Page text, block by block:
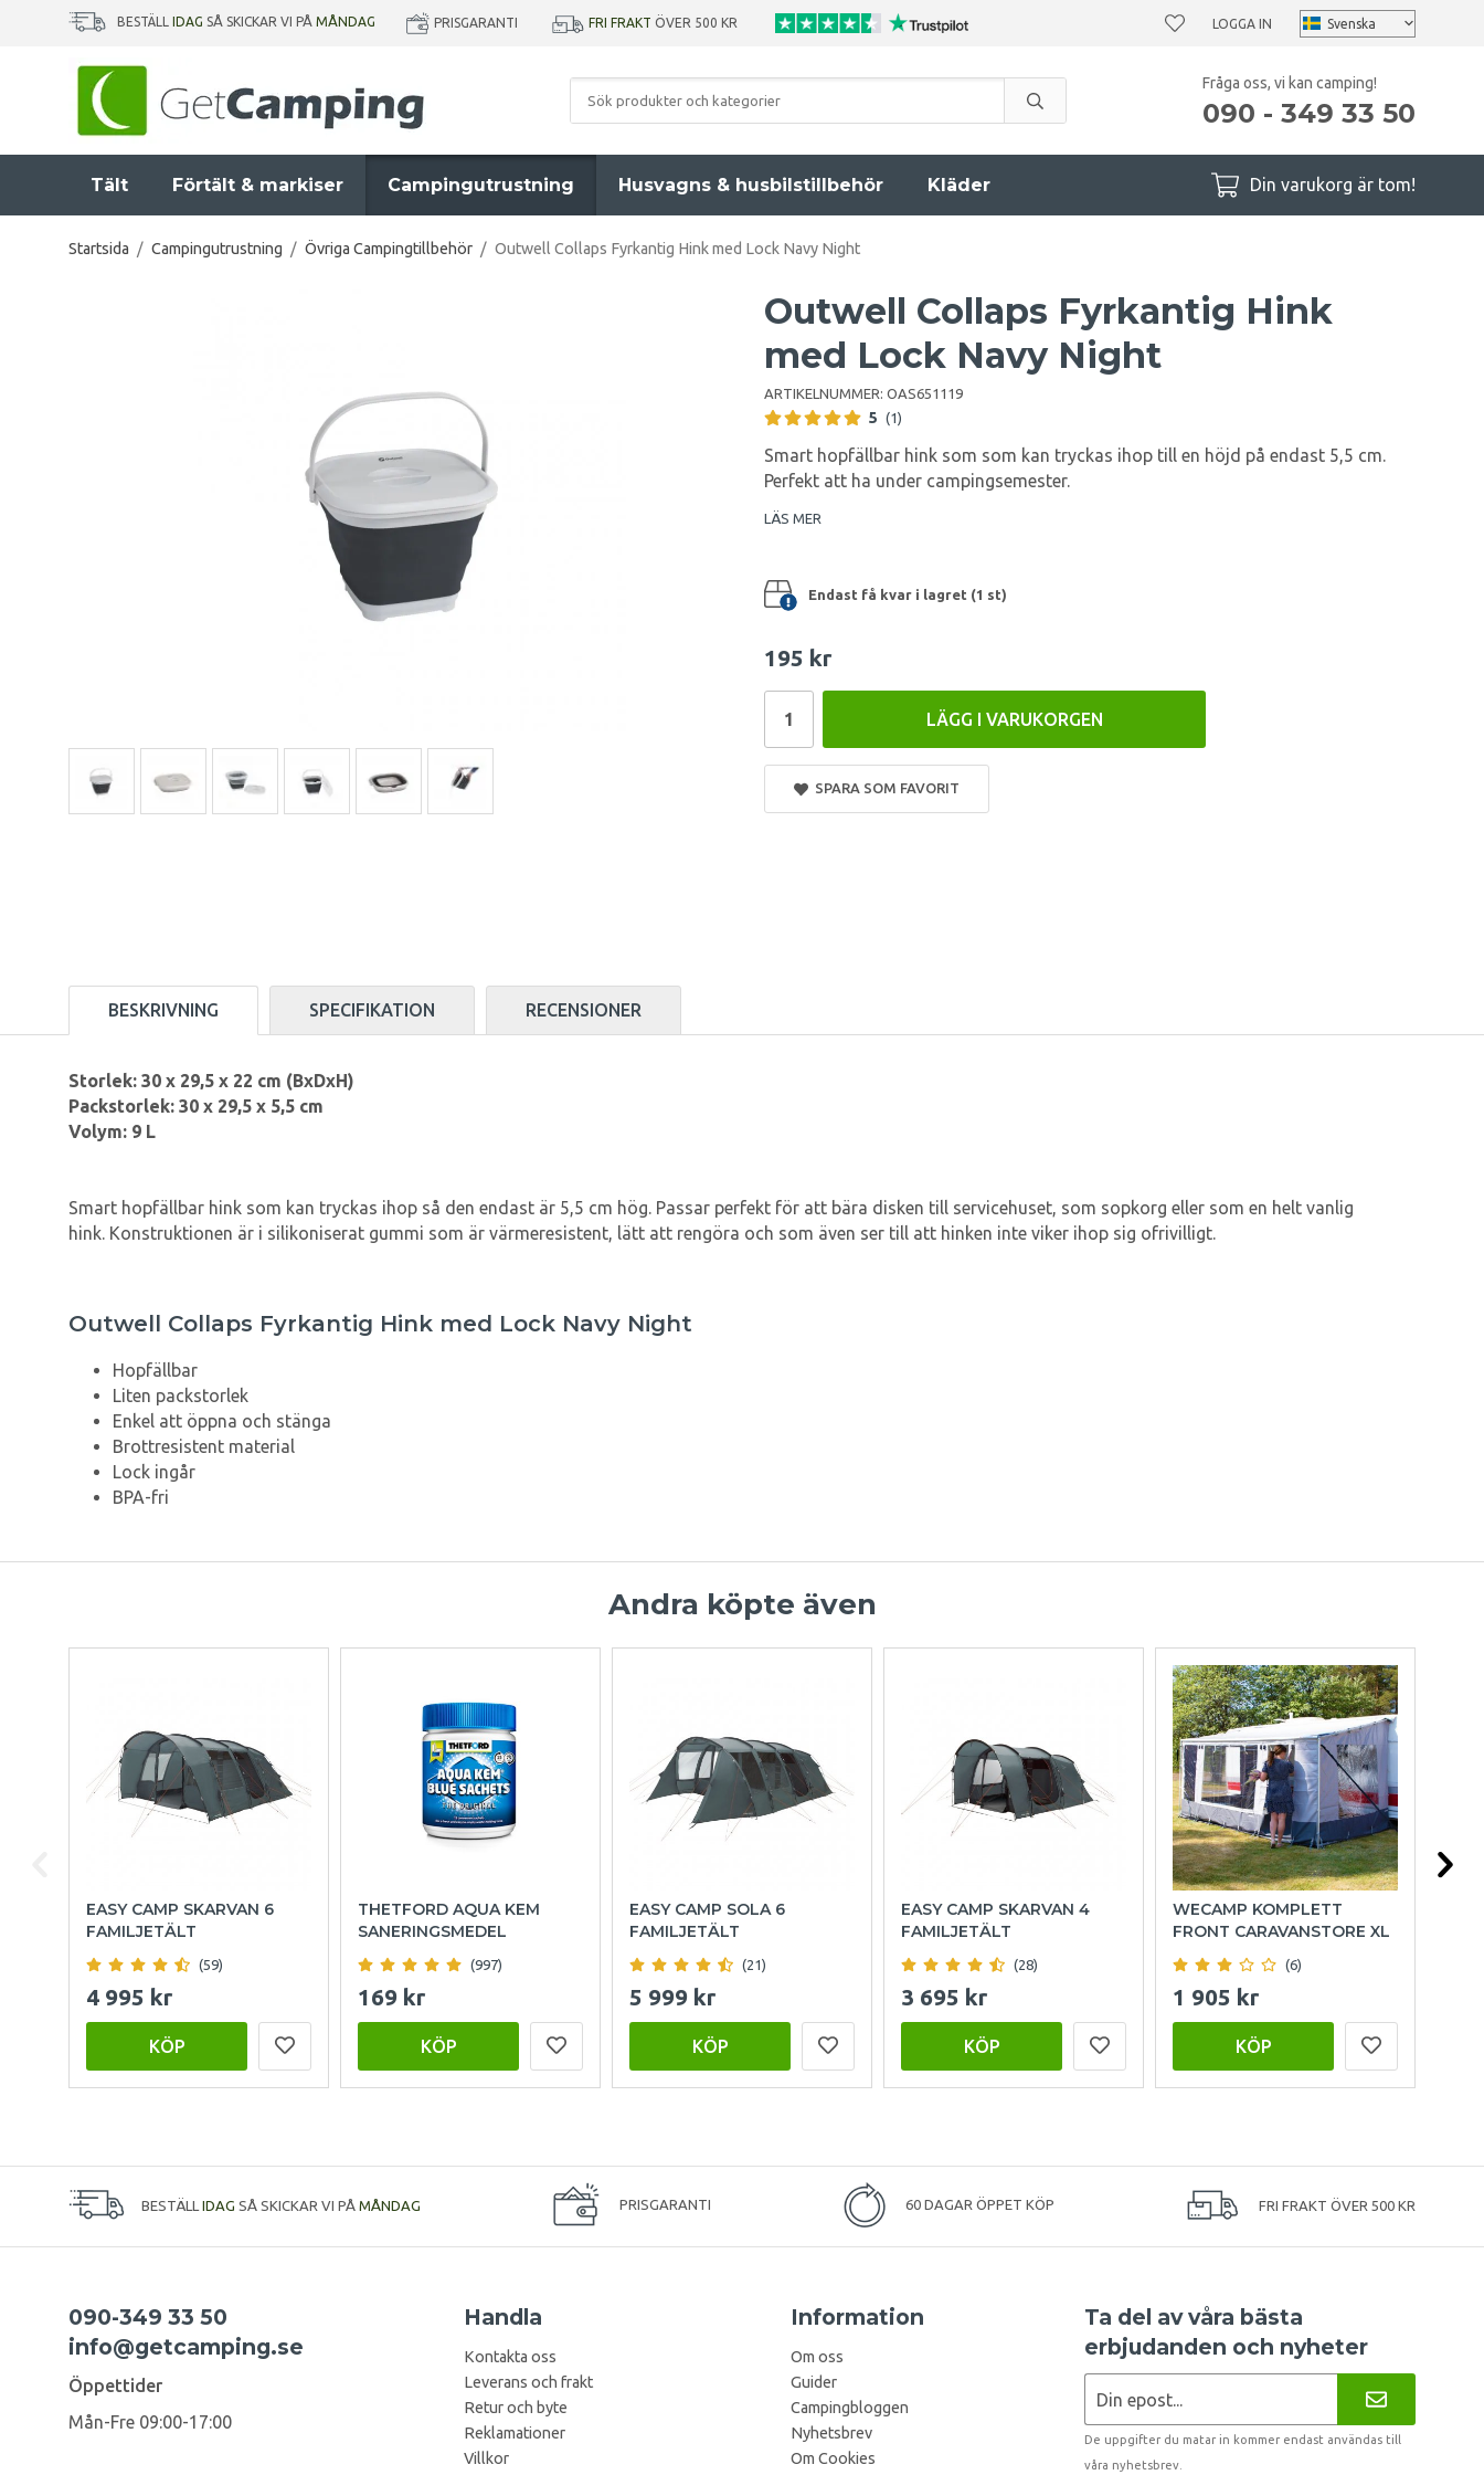
BESTÄLL IDAG SÅ SKICKAR VI PÅ MÅNDAG PRISGARANTI FRI FRAKT ÖVER 500 KR LOGGA IN
Fråga oss, vi kan camping!
090 - 349 33 50
Tält Förtält & markiser Campingutrustning Husvagns & husbilstillbehör Kläder Din varukorg är tom!
Startsida / Campingutrustning / Övriga Campingtillbehör / Outwell Collaps Fyrkantig Hink med Lock Navy Night
Outwell Collaps Fyrkantig Hink
med Lock Navy Night
ARTIKELNUMMER: OAS651119
5 (1)
Smart hopfällbar hink som som kan tryckas ihop till en höjd på endast 5,5 cm.
Perfekt att ha under campingsemester.
LÄS MER
Endast få kvar i lagret (1 st)
195 kr
LÄGG I VARUKORGEN
SPARA SOM FAVORIT
BESKRIVNING SPECIFIKATION RECENSIONER
Storlek: 30 x 29,5 x 22 cm (BxDxH)
Packstorlek: 30 x 29,5 x 5,5 cm
Volym: 9 L
Smart hopfällbar hink som kan tryckas ihop så den endast är 5,5 cm hög. Passar perfekt för att bära disken till servicehuset, som sopkorg eller som en helt vanlig
hink. Konstruktionen är i silikoniserat gummi som är värmeresistent, lätt att rengöra och som även ser till att hinken inte viker ihop sig ofrivilligt.
Outwell Collaps Fyrkantig Hink med Lock Navy Night
Hopfällbar
Liten packstorlek
Enkel att öppna och stänga
Brottresistent material
Lock ingår
BPA-fri
Andra köpte även
EASY CAMP SKARVAN 6
FAMILJETÄLT
(59)
4 995 kr
KÖP
THETFORD AQUA KEM
SANERINGSMEDEL
(997)
169 kr
KÖP
EASY CAMP SOLA 6
FAMILJETÄLT
(21)
5 999 kr
KÖP
EASY CAMP SKARVAN 4
FAMILJETÄLT
(28)
3 695 kr
KÖP
WECAMP KOMPLETT
FRONT CARAVANSTORE XL
(6)
1 905 kr
KÖP
BESTÄLL IDAG SÅ SKICKAR VI PÅ MÅNDAG PRISGARANTI 60 DAGAR ÖPPET KÖP FRI FRAKT ÖVER 500 KR
090-349 33 50
info@getcamping.se
Öppettider
Mån-Fre 09:00-17:00
Handla
Kontakta oss
Leverans och frakt
Retur och byte
Reklamationer
Villkor
Information
Om oss
Guider
Campingbloggen
Nyhetsbrev
Om Cookies
Ta del av våra bästa
erbjudanden och nyheter
De uppgifter du matar in kommer endast användas till
våra nyhetsbrev.